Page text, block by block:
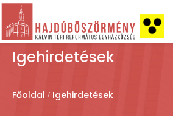
Igehirdetések
Főoldal Igehirdetések